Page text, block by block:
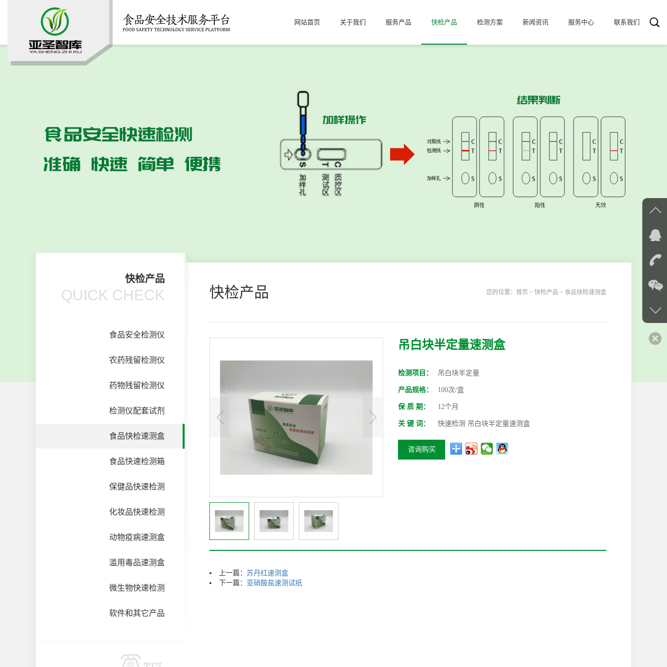
网站首页 关于我们 服务产品 快检产品 检测方案 新闻资讯 服务中心 联系我们
快检产品
QUICK CHECK
食品安全检测仪
农药残留检测仪
药物残留检测仪
检测仪配套试剂
食品快检速测盒
食品快速检测箱
保健品快速检测
化妆品快速检测
动物疫病速测盒
滥用毒品速测盒
微生物快速检测
软件和其它产品
快检产品 您的位置： 首页 > 快检产品 > 食品快检速测盒
吊白块半定量速测盒
检测项目： 吊白块半定量
产品规格： 100次/盒
保 质 期： 12个月
关 键 词： 快速检测 吊白块半定量速测盒
咨询购买
上一篇： 苏丹红速测盒
下一篇： 亚硝酸盐速测试纸